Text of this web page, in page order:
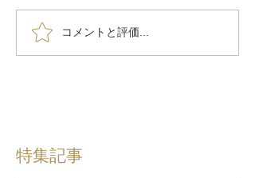
コメントと評価...
特集記事